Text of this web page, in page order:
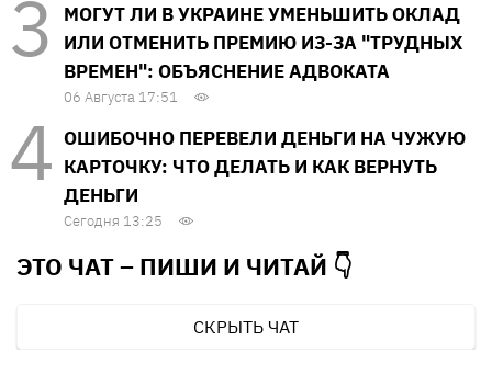
МОГУТ ЛИ В УКРАИНЕ УМЕНЬШИТЬ ОКЛАД
ИЛИ ОТМЕНИТЬ ПРЕМИЮ ИЗ-ЗА "ТРУДНЫХ
ВРЕМЕН": ОБЪЯСНЕНИЕ АДВОКАТА
06 Августа 17:51
ОШИБОЧНО ПЕРЕВЕЛИ ДЕНЬГИ НА ЧУЖУЮ
КАРТОЧКУ: ЧТО ДЕЛАТЬ И КАК ВЕРНУТЬ
ДЕНЬГИ
Сегодня 13:25
ЭТО ЧАТ – ПИШИ И ЧИТАЙ 👇
СКРЫТЬ ЧАТ